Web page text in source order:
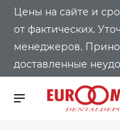
Цены на сайте и
от фактических.
менеджеров.
доставленные